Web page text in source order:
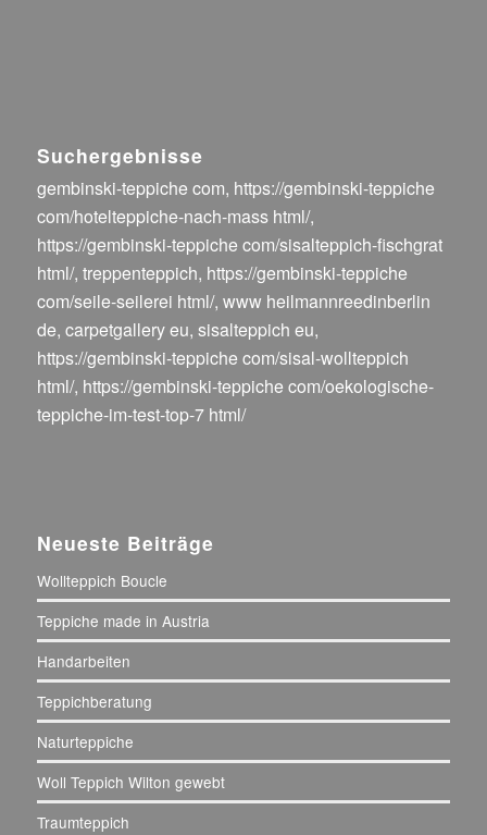
Suchergebnisse
gembinski-teppiche com, https://gembinski-teppiche
com/hotelteppiche-nach-mass html/,
https://gembinski-teppiche com/sisalteppich-fischgrat
html/, treppenteppich, https://gembinski-teppiche
com/seile-seilerei html/, www heilmannreedinberlin
de, carpetgallery eu, sisalteppich eu,
https://gembinski-teppiche com/sisal-wollteppich
html/, https://gembinski-teppiche com/oekologische-
teppiche-im-test-top-7 html/
Neueste Beiträge
Wollteppich Boucle
Teppiche made in Austria
Handarbeiten
Teppichberatung
Naturteppiche
Woll Teppich Wilton gewebt
Traumteppich